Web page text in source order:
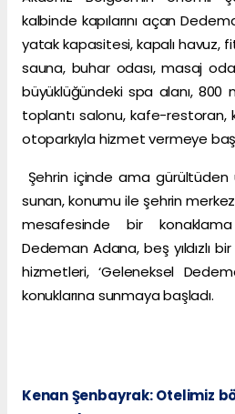
kalbinde kapılarını açan
yatak kapasitesi, kapalı havuz,
sauna, buhar odası, masaj
büyüklüğündeki spa alanı,
toplantı salonu, kafe-restoran,
otoparkıyla hizmet vermeye
Şehrin içinde ama
sunan, konumu ile şehrin
mesafesinde bir
Dedeman Adana, beş yıldızlı
hizmetleri, ‘Geleneksel
konuklarına sunmaya başladı.
Kenan Şenbayrak: Otelimiz